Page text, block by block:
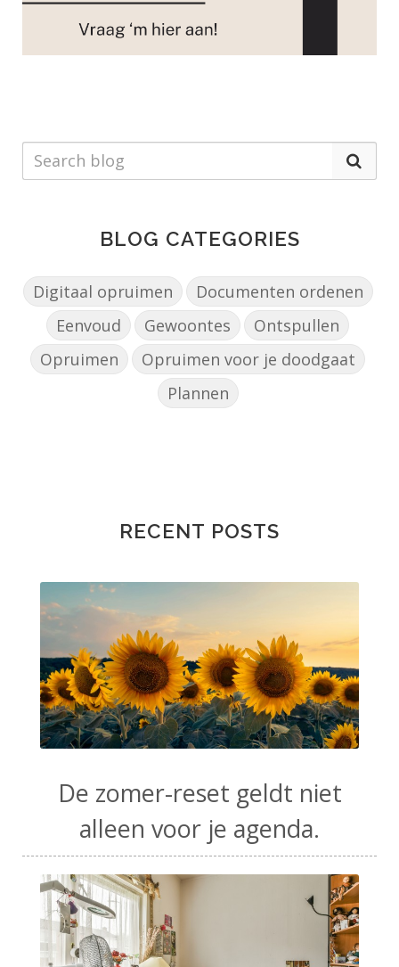
BLOG CATEGORIES
Digitaal opruimen
Documenten ordenen
Eenvoud
Gewoontes
Ontspullen
Opruimen
Opruimen voor je doodgaat
Plannen
RECENT POSTS
De zomer-reset geldt niet
alleen voor je agenda.